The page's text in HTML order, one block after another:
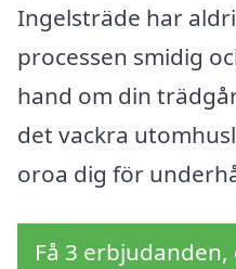
Ingelsträde har
processen smidig
hand om din
det vackra
oroa dig för
Få 3